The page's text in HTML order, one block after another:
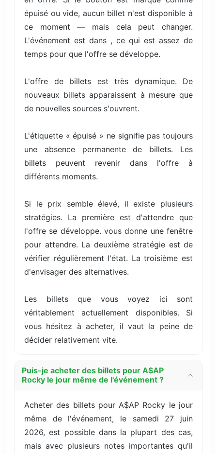
épuisé ou vide, aucun billet n'est disponible à
ce moment — mais cela peut changer.
L'événement est dans , ce qui est assez de
temps pour que l'offre se développe.
L'offre de billets est très dynamique. De
nouveaux billets apparaissent à mesure que
de nouvelles sources s'ouvrent.
L'étiquette « épuisé » ne signifie pas toujours
une absence permanente de billets. Les
billets peuvent revenir dans l'offre à
différents moments.
Si le prix semble élevé, il existe plusieurs
stratégies. La première est d'attendre que
l'offre se développe. vous donne une fenêtre
pour attendre. La deuxième stratégie est de
vérifier régulièrement l'état. La troisième est
d'envisager des alternatives.
Les billets que vous voyez ici sont
véritablement actuellement disponibles. Si
vous hésitez à acheter, il vaut la peine de
décider relativement vite.
Puis-je acheter des billets pour A$AP
Rocky le jour même de l'événement ?
Acheter des billets pour A$AP Rocky le jour
même de l'événement, le samedi 27 juin
2026, est possible dans la plupart des cas,
mais avec plusieurs notes importantes qu'il